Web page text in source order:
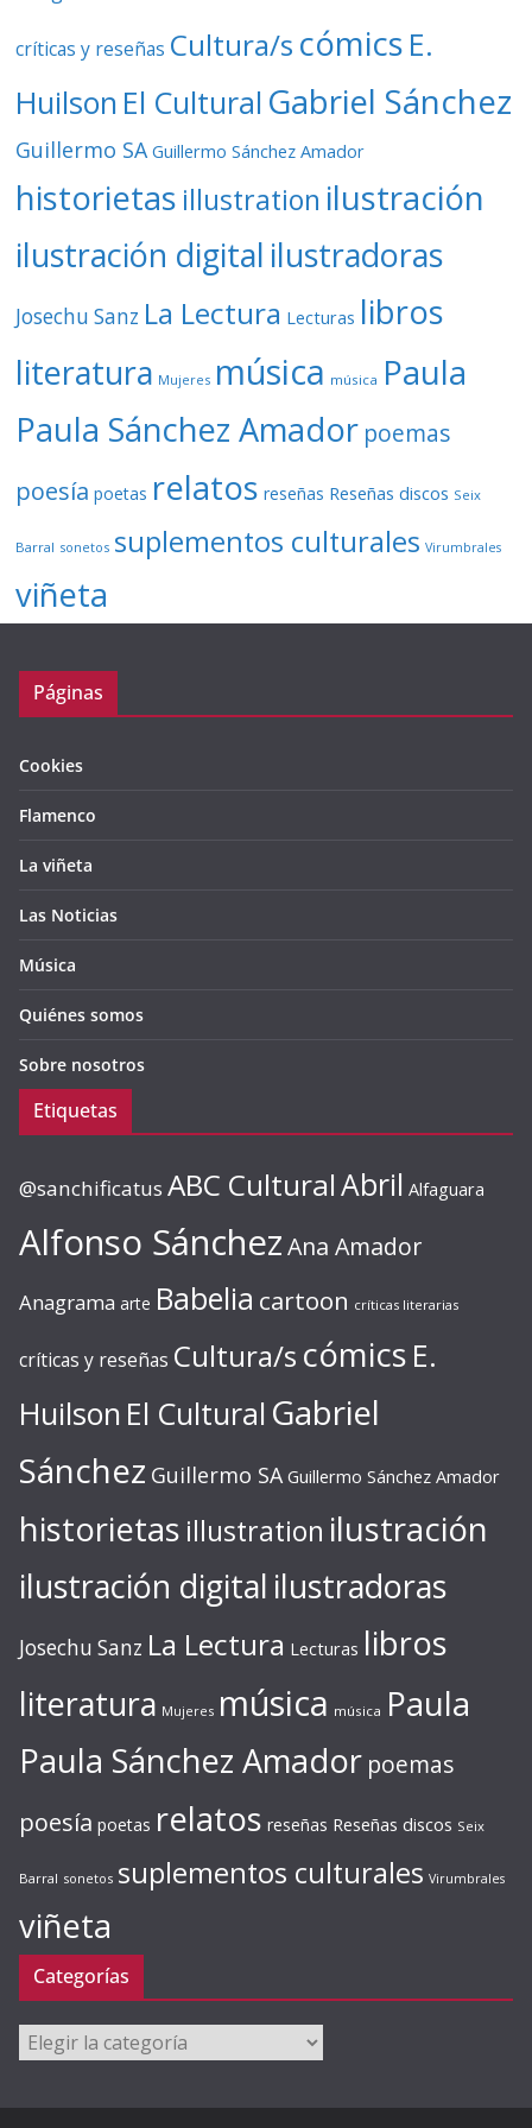
críticas y reseñas Cultura/s cómics E.
Huilson El Cultural Gabriel Sánchez
Guillermo SA Guillermo Sánchez Amador
historietas illustration ilustración
ilustración digital ilustradoras
Josechu Sanz La Lectura Lecturas libros
literatura Mujeres música música Paula
Paula Sánchez Amador poemas
poesía poetas relatos reseñas Reseñas discos Seix
Barral sonetos suplementos culturales Virumbrales
viñeta
Páginas
Cookies
Flamenco
La viñeta
Las Noticias
Música
Quiénes somos
Sobre nosotros
Etiquetas
@sanchificatus ABC CulturalAbril Alfaguara
Alfonso SánchezAna Amador
Anagrama arte Babelia cartoon críticas literarias
críticas y reseñas Cultura/s cómics E.
Huilson El Cultural Gabriel
Sánchez Guillermo SA Guillermo Sánchez Amador
historietas illustration ilustración
ilustración digital ilustradoras
Josechu Sanz La Lectura Lecturas libros
literatura Mujeres música música Paula
Paula Sánchez Amador poemas
poesía poetas relatos reseñas Reseñas discos Seix
Barral sonetos suplementos culturales Virumbrales
viñeta
Categorías
Categorías